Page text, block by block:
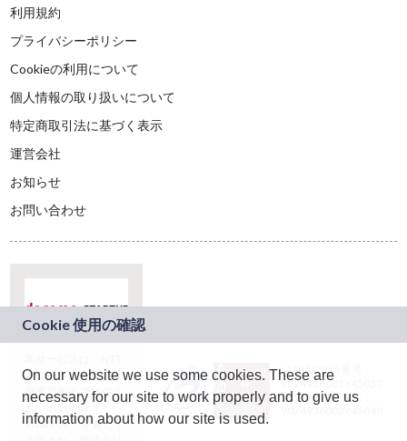
利用規約
プライバシーポリシー
Cookieの利用について
個人情報の取り扱いについて
特定商取引法に基づく表示
運営会社
お知らせ
お問い合わせ
ドコモグループの新
規事業創出プログラ
ム「docomo
STARTUP」を通じて
JASRAC許諾番号：
9024936001Y45037
JASRAC許諾番号：
On our website we use some cookies. These are
necessary for our site to work properly and to give us
information about how our site is used.